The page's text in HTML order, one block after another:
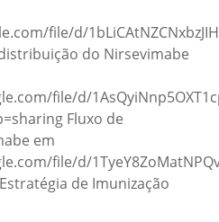
file/d/
do Nirsevimabe
file/d/
Fluxo de
em
file/d/
de Imunização